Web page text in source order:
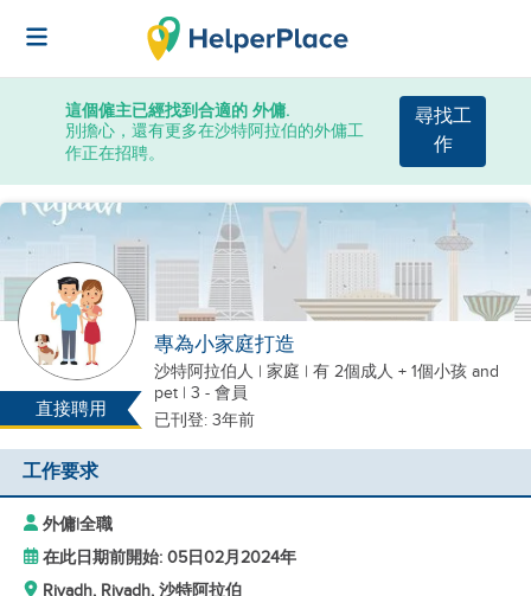
這個僱主已經找到合適的 外傭.
別擔心，還有更多在沙特阿拉伯的外傭工
作正在招聘。
尋找工
作
直接聘用
專為小家庭打造
沙特阿拉伯人 | 家庭 | 有 2個成人 + 1個小孩 and
pet | 3 - 會員
已刊登: 3年前
工作要求
外傭|全職
在此日期前開始: 05日02月2024年
Riyadh, Riyadh, 沙特阿拉伯